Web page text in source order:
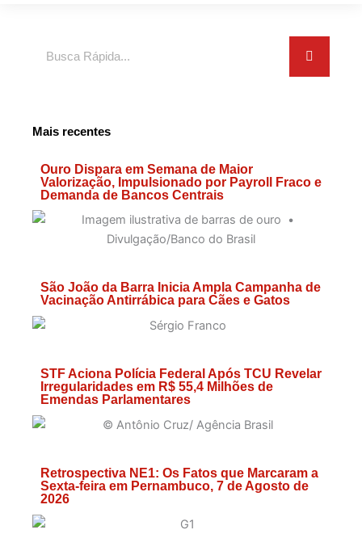
Mais recentes
Ouro Dispara em Semana de Maior
Valorização, Impulsionado por Payroll Fraco e
Demanda de Bancos Centrais
São João da Barra Inicia Ampla Campanha de
Vacinação Antirrábica para Cães e Gatos
STF Aciona Polícia Federal Após TCU Revelar
Irregularidades em R$ 55,4 Milhões de
Emendas Parlamentares
Retrospectiva NE1: Os Fatos que Marcaram a
Sexta-feira em Pernambuco, 7 de Agosto de
2026